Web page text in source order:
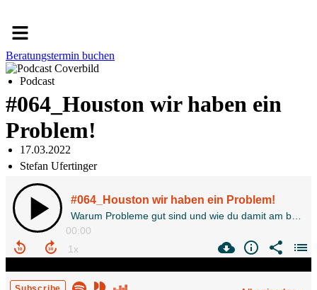
Menü
Beratungstermin buchen
Podcast
#064_Houston wir haben ein
Problem!
17.03.2022
Stefan Ufertinger